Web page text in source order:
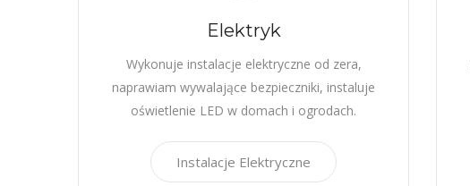
Elektryk
Wykonuje instalacje elektryczne od zera,
naprawiam wywalające bezpieczniki, instaluje
oświetlenie LED w domach i ogrodach.
Instalacje Elektryczne